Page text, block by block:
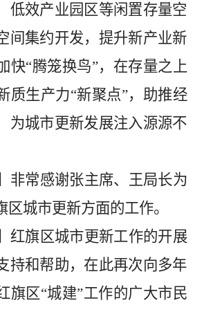
低效产业园区等闲置存量空
间集约开发，提升新产业新
快“腾笼换鸟”，在存量之上
质生产力“新聚点”，助推经
为城市更新发展注入源源不
非常感谢张主席、王局长为
区城市更新方面的工作。
红旗区城市更新工作的开展
持和帮助，在此再次向多年
旗区“城建”工作的广大市民